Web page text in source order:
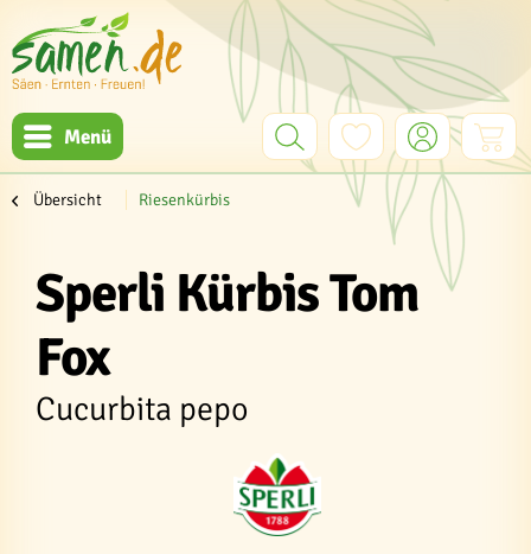
Menü
Übersicht Riesenkürbis
Sperli Kürbis Tom
Fox
Cucurbita pepo